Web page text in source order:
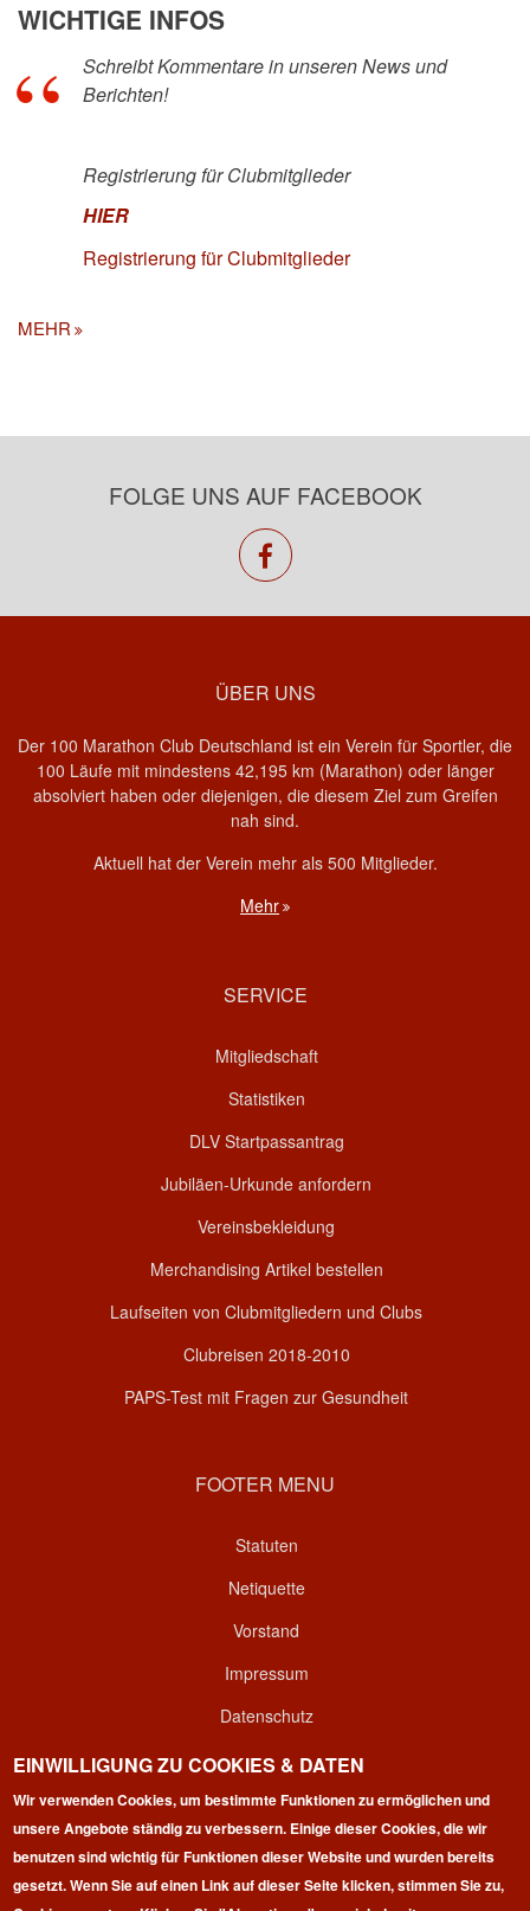
WICHTIGE INFOS
Schreibt Kommentare in unseren News und
Berichten!
Registrierung für Clubmitglieder
HIER
Registrierung für Clubmitglieder
MEHR
FOLGE UNS AUF FACEBOOK
facebook
ÜBER UNS
Der 100 Marathon Club Deutschland ist ein Verein für Sportler, die
100 Läufe mit mindestens 42,195 km (Marathon) oder länger
absolviert haben oder diejenigen, die diesem Ziel zum Greifen
nah sind.
Aktuell hat der Verein mehr als 500 Mitglieder.
Mehr
SERVICE
Mitgliedschaft
Statistiken
DLV Startpassantrag
Jubiläen-Urkunde anfordern
Vereinsbekleidung
Merchandising Artikel bestellen
Laufseiten von Clubmitgliedern und Clubs
Clubreisen 2018-2010
PAPS-Test mit Fragen zur Gesundheit
FOOTER MENU
Statuten
Netiquette
Vorstand
Impressum
Datenschutz
Kontakt
Login
EINWILLIGUNG ZU COOKIES & DATEN
Wir verwenden Cookies, um bestimmte Funktionen zu ermöglichen und
unsere Angebote ständig zu verbessern. Einige dieser Cookies, die wir
benutzen sind wichtig für Funktionen dieser Website und wurden bereits
gesetzt. Wenn Sie auf einen Link auf dieser Seite klicken, stimmen Sie zu,